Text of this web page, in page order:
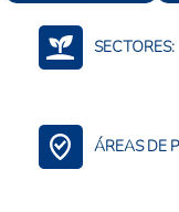
SECTORES:
ÁREAS DE